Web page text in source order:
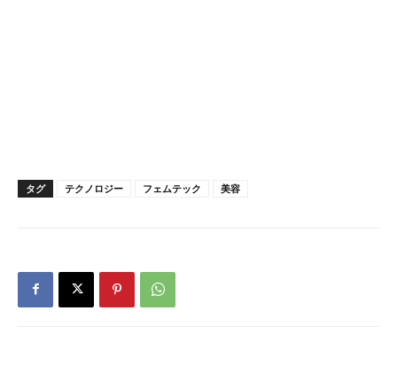
タグ テクノロジー フェムテック 美容